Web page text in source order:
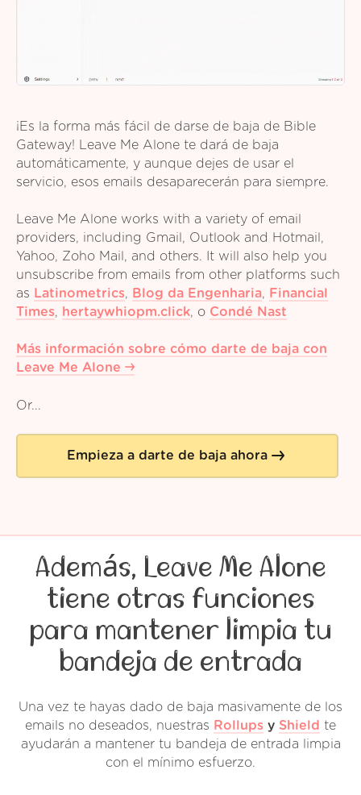
¡Es la forma más fácil de darse de baja de Bible
Gateway! Leave Me Alone te dará de baja
automáticamente, y aunque dejes de usar el
servicio, esos emails desaparecerán para siempre.
Leave Me Alone works with a variety of email
providers, including Gmail, Outlook and Hotmail,
Yahoo, Zoho Mail, and others. It will also help you
unsubscribe from emails from other platforms such
as Latinometrics, Blog da Engenharia, Financial
Times, hertaywhiopm.click, o Condé Nast
Más información sobre cómo darte de baja con
Leave Me Alone
Or...
Empieza a darte de baja ahora
Además, Leave Me Alone
tiene otras funciones
para mantener limpia tu
bandeja de entrada
Una vez te hayas dado de baja masivamente de los
emails no deseados, nuestras Rollups y Shield te
ayudarán a mantener tu bandeja de entrada limpia
con el mínimo esfuerzo.